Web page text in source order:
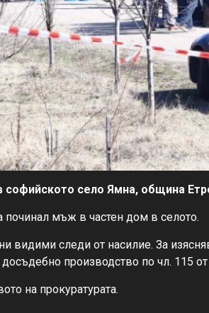
село Ямна, община
мъж в частен дом в селото.
видими следи от насилие. За
производство по чл. 115
на прокуратурата.